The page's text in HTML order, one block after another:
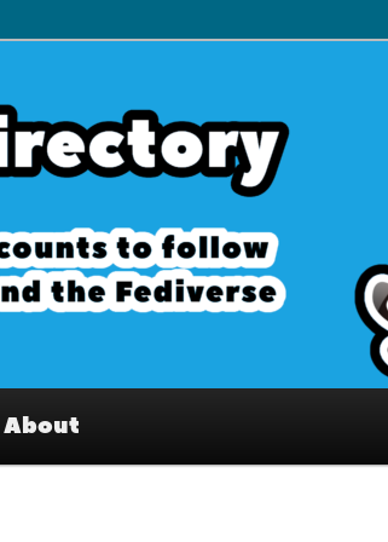
Interesting accounts on
Fediverse
About